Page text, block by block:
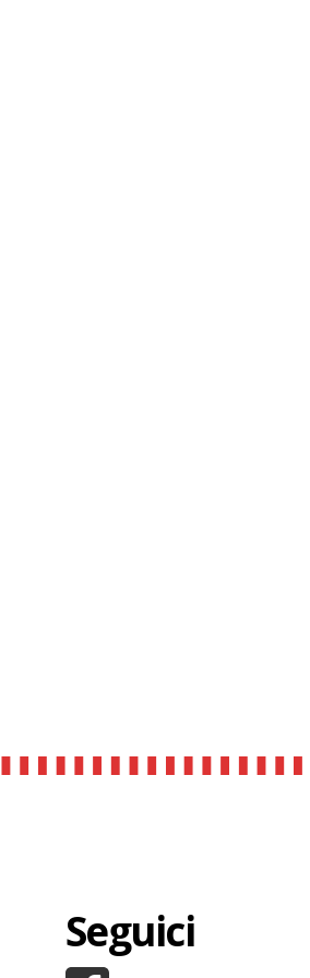
Seguici